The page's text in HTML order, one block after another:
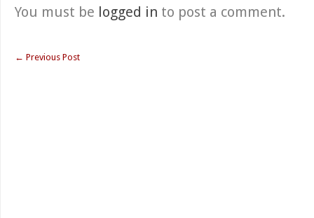
You must be logged in to post a comment.
← Previous Post